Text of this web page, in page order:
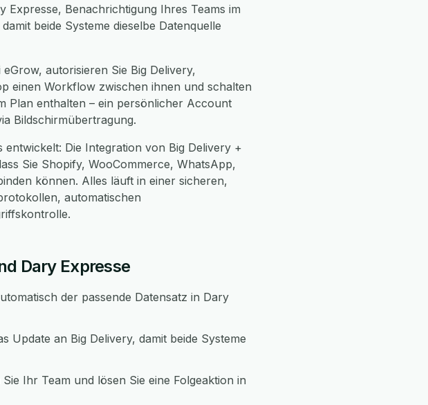
Expresse, Benachrichtigung Ihres Teams im
beide Systeme dieselbe Datenquelle
autorisieren Sie Big Delivery,
einen Workflow zwischen ihnen und schalten
Plan enthalten – ein persönlicher Account
Bildschirmübertragung.
Die Integration von Big Delivery +
Sie Shopify, WooCommerce, WhatsApp,
können. Alles läuft in einer sicheren,
automatischen
Dary Expresse
der passende Datensatz in Dary
Update an Big Delivery, damit beide Systeme
Ihr Team und lösen Sie eine Folgeaktion in